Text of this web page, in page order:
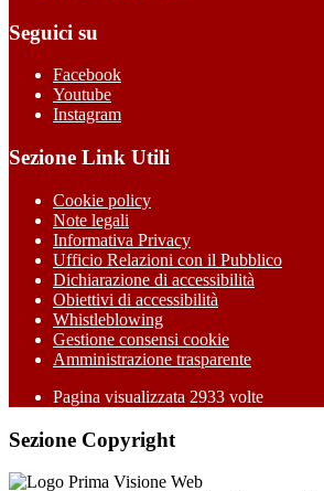
Seguici su
Facebook
Youtube
Instagram
Sezione Link Utili
Cookie policy
Note legali
Informativa Privacy
Ufficio Relazioni con il Pubblico
Dichiarazione di accessibilità
Obiettivi di accessibilità
Whistleblowing
Gestione consensi cookie
Amministrazione trasparente
Pagina visualizzata 2933 volte
Sezione Copyright